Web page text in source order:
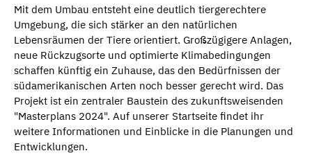
Mit dem Umbau entsteht eine deutlich tiergerechtere
Umgebung, die sich stärker an den natürlichen
Lebensräumen der Tiere orientiert. Großzügigere Anlagen,
neue Rückzugsorte und optimierte Klimabedingungen
schaffen künftig ein Zuhause, das den Bedürfnissen der
südamerikanischen Arten noch besser gerecht wird. Das
Projekt ist ein zentraler Baustein des zukunftsweisenden
"Masterplans 2024". Auf unserer Startseite findet ihr
weitere Informationen und Einblicke in die Planungen und
Entwicklungen.